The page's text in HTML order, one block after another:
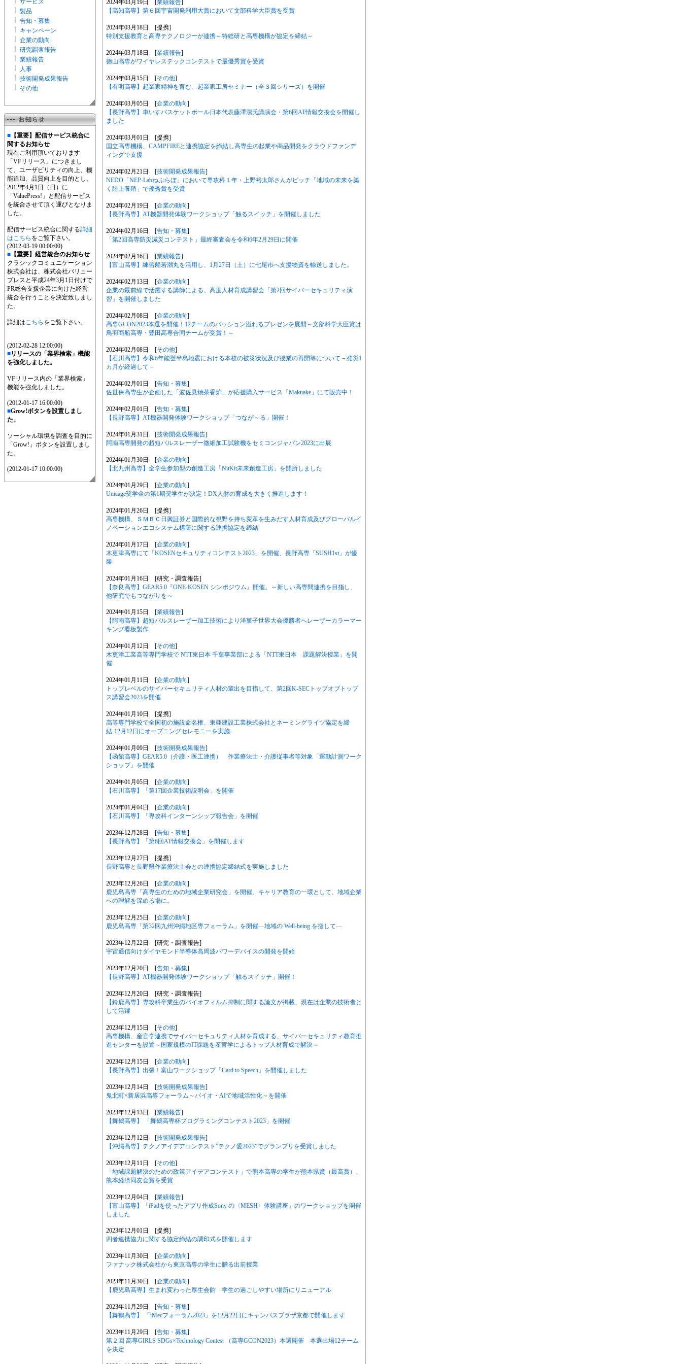
サービス
製品
告知・募集
キャンペーン
企業の動向
研究調査報告
業績報告
人事
技術開発成果報告
その他
■ 【重要】配信サービス統合に
関するお知らせ
現在ご利用頂いております
「VFリリース」につきまし
て、ユーザビリティの向上、機
能追加、品質向上を目的とし、
2012年4月1日（日）に
「ValuePress!」と配信サービス
を統合させて頂く運びとなりま
した。
配信サービス統合に関する詳細
はこちら をご覧下さい。
(2012-03-19 00:00:00)
■ 【重要】経営統合のお知らせ
クラシックコミュニケーション
株式会社は、株式会社バリュー
プレスと平成24年3月1日付けで
PR総合支援企業に向けた経営
統合を行うことを決定致しまし
た。
詳細はこちら をご覧下さい。
(2012-02-28 12:00:00)
■リリースの「業界検索」機能
を強化しました。
VFリリース内の「業界検索」
機能を強化しました。
(2012-01-17 16:00:00)
■Grow!ボタンを設置しまし
た。
ソーシャル環境を調査を目的に
「Grow!」ボタンを設置しまし
た。
(2012-01-17 10:00:00)
2024年03月19日 [業績報告]
【高知高専】第６回宇宙開発利用大賞において文部科学大臣賞を受賞
2024年03月18日 [提携]
特別支援教育と高専テクノロジーが連携～特総研と高専機構が協定を締結～
2024年03月18日 [業績報告]
徳山高専がワイヤレステックコンテストで最優秀賞を受賞
2024年03月15日 [その他]
【有明高専】起業家精神を育む、起業家工房セミナー（全３回シリーズ）を開催
2024年03月05日 [企業の動向]
【長野高専】車いすバスケットボール日本代表藤澤潔氏講演会・第6回AT情報交換会を開催し
ました
2024年03月01日 [提携]
国立高専機構、CAMPFIREと連携協定を締結し高専生の起業や商品開発をクラウドファンデ
ィングで支援
2024年02月21日 [技術開発成果報告]
NEDO「NEP-Labねぷらぼ」において専攻科１年・上野裕太郎さんがピッチ「地域の未来を築
く陸上養殖」で優秀賞を受賞
2024年02月19日 [企業の動向]
【長野高専】AT機器開発体験ワークショップ「触るスイッチ」を開催しました
2024年02月16日 [告知・募集]
「第2回高専防災減災コンテスト」最終審査会を令和6年2月29日に開催
2024年02月16日 [業績報告]
【富山高専】練習船若潮丸を活用し、1月27日（土）に七尾市へ支援物資を輸送しました。
2024年02月13日 [企業の動向]
企業の最前線で活躍する講師による、高度人材育成講習会「第2回サイバーセキュリティ演
習」を開催しました
2024年02月08日 [企業の動向]
高専GCON2023本選を開催！12チームのパッション溢れるプレゼンを展開～文部科学大臣賞は
鳥羽商船高専・豊田高専合同チームが受賞！～
2024年02月08日 [その他]
【石川高専】令和6年能登半島地震における本校の被災状況及び授業の再開等について－発災1
カ月が経過して－
2024年02月01日 [告知・募集]
佐世保高専生が企画した「波佐見焼茶香炉」が応援購入サービス「Makuake」にて販売中！
2024年02月01日 [告知・募集]
【長野高専】AT機器開発体験ワークショップ「つなが～る」開催！
2024年01月31日 [技術開発成果報告]
阿南高専開発の超短パルスレーザー微細加工試験機をセミコンジャパン2023に出展
2024年01月30日 [企業の動向]
【北九州高専】全学生参加型の創造工房「NitKit未来創造工房」を開所しました
2024年01月29日 [企業の動向]
Unicage奨学金の第1期奨学生が決定！DX人財の育成を大きく推進します！
2024年01月26日 [提携]
高専機構、ＳＭＢＣ日興証券と国際的な視野を持ち変革を生みだす人材育成及びグローバルイ
ノベーションエコシステム構築に関する連携協定を締結
2024年01月17日 [企業の動向]
木更津高専にて「KOSENセキュリティコンテスト2023」を開催、長野高専「SUSH1st」が優
勝
2024年01月16日 [研究・調査報告]
【奈良高専】GEAR5.0『ONE-KOSEN シンポジウム』開催。～新しい高専間連携を目指し、
他研究でもつながりを～
2024年01月15日 [業績報告]
【阿南高専】超短パルスレーザー加工技術により洋菓子世界大会優勝者へレーザーカラーマー
キング看板製作
2024年01月12日 [その他]
木更津工業高等専門学校で NTT東日本 千葉事業部による「NTT東日本 課題解決授業」を開
催
2024年01月11日 [企業の動向]
トップレベルのサイバーセキュリティ人材の輩出を目指して、第2回K-SECトップオブトップ
ス講習会2023を開催
2024年01月10日 [提携]
高等専門学校で全国初の施設命名権、東亜建設工業株式会社とネーミングライツ協定を締
結-12月12日にオープニングセレモニーを実施-
2024年01月09日 [技術開発成果報告]
【函館高専】GEAR5.0（介護・医工連携） 作業療法士・介護従事者等対象「運動計測ワーク
ショップ」を開催
2024年01月05日 [企業の動向]
【石川高専】「第17回企業技術説明会」を開催
2024年01月04日 [企業の動向]
【石川高専】「専攻科インターンシップ報告会」を開催
2023年12月28日 [告知・募集]
【長野高専】「第6回AT情報交換会」を開催します
2023年12月27日 [提携]
長野高専と長野県作業療法士会との連携協定締結式を実施しました
2023年12月26日 [企業の動向]
鹿児島高専「高専生のための地域企業研究会」を開催。キャリア教育の一環として、地域企業
への理解を深める場に。
2023年12月25日 [企業の動向]
鹿児島高専「第32回九州沖縄地区専フォーラム」を開催―地域の Well-being を指して―
2023年12月22日 [研究・調査報告]
宇宙通信向けダイヤモンド半導体高周波パワーデバイスの開発を開始
2023年12月20日 [告知・募集]
【長野高専】AT機器開発体験ワークショップ「触るスイッチ」開催！
2023年12月20日 [研究・調査報告]
【鈴鹿高専】専攻科卒業生のバイオフィルム抑制に関する論文が掲載、現在は企業の技術者と
して活躍
2023年12月15日 [その他]
高専機構、産官学連携でサイバーセキュリティ人材を育成する、サイバーセキュリティ教育推
進センターを設置～国家規模のIT課題を産官学によるトップ人材育成で解決～
2023年12月15日 [企業の動向]
【長野高専】出張！富山ワークショップ「Card to Speech」を開催しました
2023年12月14日 [技術開発成果報告]
鬼北町×新居浜高専フォーラム～バイオ・AIで地域活性化～を開催
2023年12月13日 [業績報告]
【舞鶴高専】 「舞鶴高専杯プログラミングコンテスト2023」を開催
2023年12月12日 [技術開発成果報告]
【沖縄高専】テクノアイデアコンテスト”テクノ愛2023”でグランプリを受賞しました
2023年12月11日 [その他]
「地域課題解決のための政策アイデアコンテスト」で熊本高専の学生が熊本県賞（最高賞）、
熊本経済同友会賞を受賞
2023年12月04日 [業績報告]
【富山高専】「iPadを使ったアプリ作成Sony の〈MESH〉体験講座」のワークショップを開催
しました
2023年12月01日 [提携]
四者連携協力に関する協定締結の調印式を開催します
2023年11月30日 [企業の動向]
ファナック株式会社から東京高専の学生に贈る出前授業
2023年11月30日 [企業の動向]
【鹿児島高専】生まれ変わった厚生会館 学生の過ごしやすい場所にリニューアル
2023年11月29日 [告知・募集]
【舞鶴高専】 「iMecフォーラム2023」を12月22日にキャンパスプラザ京都で開催します
2023年11月29日 [告知・募集]
第２回 高専GIRLS SDGs×Technology Contest （高専GCON2023）本選開催 本選出場12チーム
を決定